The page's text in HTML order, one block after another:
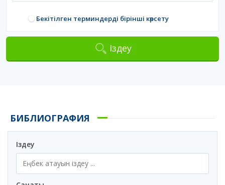
Бекітілген терминдерді бірінші көрсету
Іздеу
БИБЛИОГРАФИЯ
Іздеу